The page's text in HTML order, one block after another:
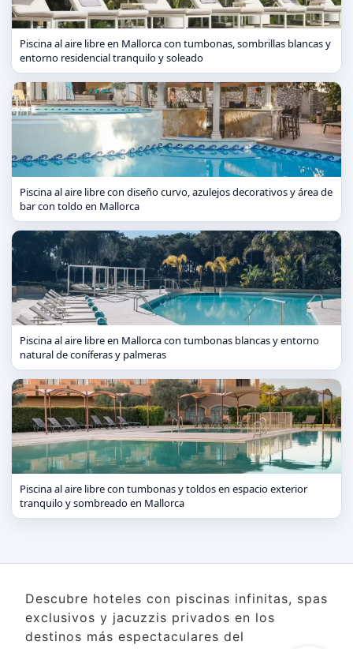
Piscina al aire libre en Mallorca con tumbonas, sombrillas blancas y
entorno residencial tranquilo y soleado
Piscina al aire libre con diseño curvo, azulejos decorativos y área de
bar con toldo en Mallorca
Piscina al aire libre en Mallorca con tumbonas blancas y entorno
natural de coníferas y palmeras
Piscina al aire libre con tumbonas y toldos en espacio exterior
tranquilo y sombreado en Mallorca
Descubre hoteles con piscinas infinitas, spas
exclusivos y jacuzzis privados en los
destinos más espectaculares del